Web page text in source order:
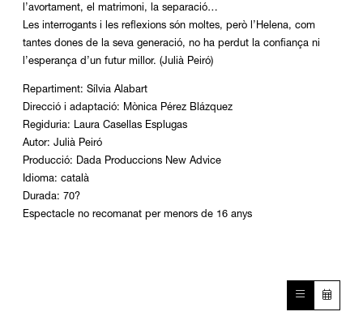
l’avortament, el matrimoni, la separació…
Les interrogants i les reflexions són moltes, però l’Helena, com
tantes dones de la seva generació, no ha perdut la confiança ni
l’esperança d’un futur millor. (Julià Peiró)
Repartiment: Sílvia Alabart
Direcció i adaptació: Mònica Pérez Blázquez
Regiduria: Laura Casellas Esplugas
Autor: Julià Peiró
Producció: Dada Produccions New Advice
Idioma: català
Durada: 70?
Espectacle no recomanat per menors de 16 anys